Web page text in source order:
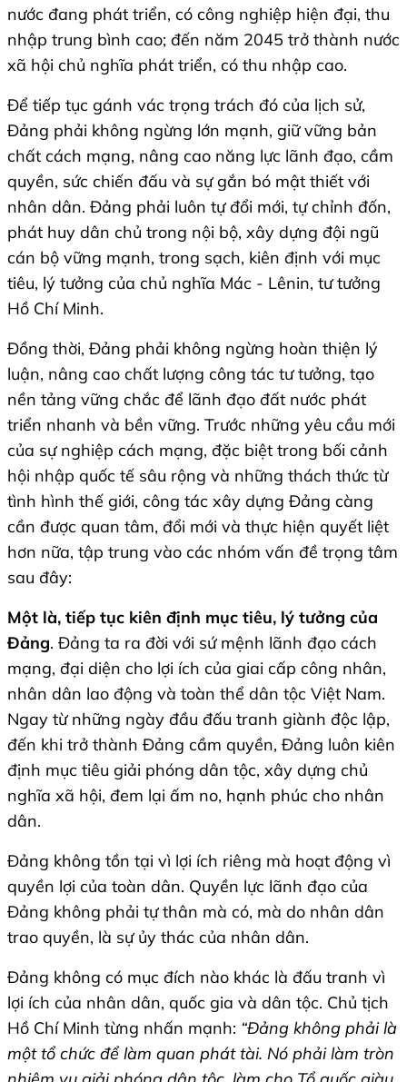
nước đang phát triển, có công nghiệp hiện đại, thu
nhập trung bình cao; đến năm 2045 trở thành nước
xã hội chủ nghĩa phát triển, có thu nhập cao.
Để tiếp tục gánh vác trọng trách đó của lịch sử,
Đảng phải không ngừng lớn mạnh, giữ vững bản
chất cách mạng, nâng cao năng lực lãnh đạo, cầm
quyền, sức chiến đấu và sự gắn bó mật thiết với
nhân dân. Đảng phải luôn tự đổi mới, tự chỉnh đốn,
phát huy dân chủ trong nội bộ, xây dựng đội ngũ
cán bộ vững mạnh, trong sạch, kiên định với mục
tiêu, lý tưởng của chủ nghĩa Mác - Lênin, tư tưởng
Hồ Chí Minh.
Đồng thời, Đảng phải không ngừng hoàn thiện lý
luận, nâng cao chất lượng công tác tư tưởng, tạo
nền tảng vững chắc để lãnh đạo đất nước phát
triển nhanh và bền vững. Trước những yêu cầu mới
của sự nghiệp cách mạng, đặc biệt trong bối cảnh
hội nhập quốc tế sâu rộng và những thách thức từ
tình hình thế giới, công tác xây dựng Đảng càng
cần được quan tâm, đổi mới và thực hiện quyết liệt
hơn nữa, tập trung vào các nhóm vấn đề trọng tâm
sau đây:
Một là, tiếp tục kiên định mục tiêu, lý tưởng của
Đảng. Đảng ta ra đời với sứ mệnh lãnh đạo cách
mạng, đại diện cho lợi ích của giai cấp công nhân,
nhân dân lao động và toàn thể dân tộc Việt Nam.
Ngay từ những ngày đầu đấu tranh giành độc lập,
đến khi trở thành Đảng cầm quyền, Đảng luôn kiên
định mục tiêu giải phóng dân tộc, xây dựng chủ
nghĩa xã hội, đem lại ấm no, hạnh phúc cho nhân
dân.
Đảng không tồn tại vì lợi ích riêng mà hoạt động vì
quyền lợi của toàn dân. Quyền lực lãnh đạo của
Đảng không phải tự thân mà có, mà do nhân dân
trao quyền, là sự ủy thác của nhân dân.
Đảng không có mục đích nào khác là đấu tranh vì
lợi ích của nhân dân, quốc gia và dân tộc. Chủ tịch
Hồ Chí Minh từng nhấn mạnh: “Đảng không phải là
một tổ chức để làm quan phát tài. Nó phải làm tròn